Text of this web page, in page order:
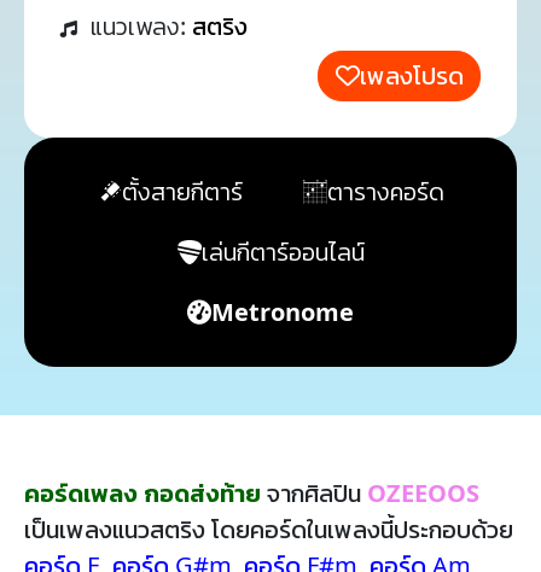
แนวเพลง: สตริง
เพลงโปรด
ตั้งสายกีตาร์
ตารางคอร์ด
เล่นกีตาร์ออนไลน์
Metronome
คอร์ดเพลง กอดส่งท้าย จากศิลปิน OZEEOOS
เป็นเพลงแนวสตริง โดยคอร์ดในเพลงนี้ประกอบด้วย
คอร์ด E, คอร์ด G#m, คอร์ด F#m, คอร์ด Am,